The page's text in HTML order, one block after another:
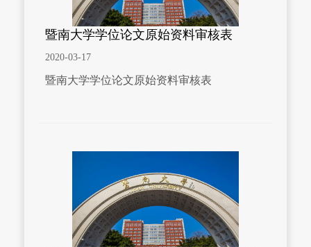
暨南大学学位论文原始资料审核表
2020-03-17
暨南大学学位论文原始资料审核表